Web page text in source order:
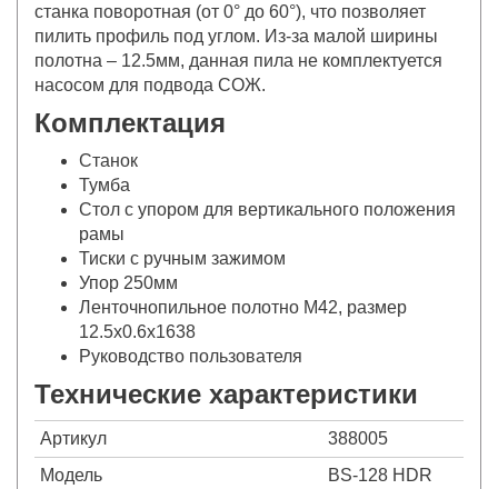
станка поворотная (от 0° до 60°), что позволяет
пилить профиль под углом. Из-за малой ширины
полотна – 12.5мм, данная пила не комплектуется
насосом для подвода СОЖ.
Комплектация
Станок
Тумба
Стол с упором для вертикального положения
рамы
Тиски с ручным зажимом
Упор 250мм
Ленточнопильное полотно М42, размер
12.5x0.6x1638
Руководство пользователя
Технические характеристики
Артикул
388005
Модель
BS-128 HDR